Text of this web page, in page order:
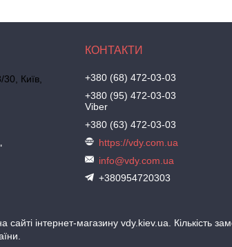
Київ,
+380 (68) 472-03-03
+380 (95) 472-03-03
Viber
+380 (63) 472-03-03
https://vdy.com.ua
info@vdy.com.ua
+380954720303
інтернет-магазину vdy.kiev.ua. Кількість